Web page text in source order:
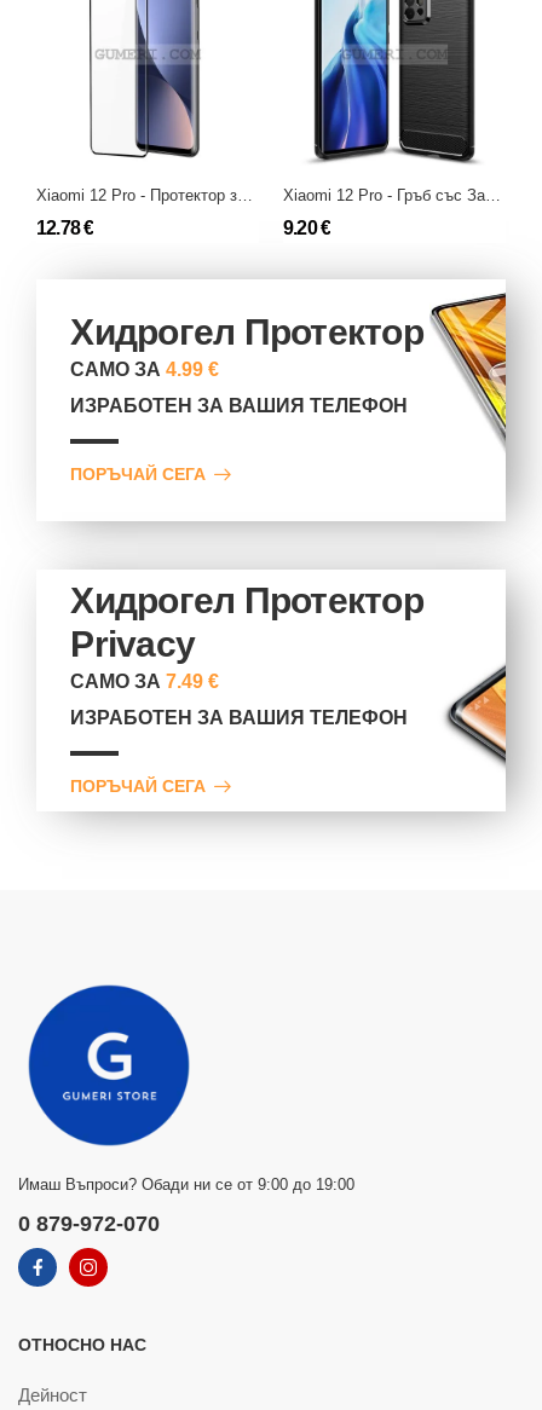
Xiaomi 12 Pro - Протектор за Целия Екран - Full Glue
12.78 €
Xiaomi 12 Pro - Гръб със Защита за Камерата - Карбон Шарк
9.20 €
Хидрогел Протектор
САМО ЗА4.99 €
ИЗРАБОТЕН ЗА ВАШИЯ ТЕЛЕФОН
ПОРЪЧАЙ СЕГА
Хидрогел Протектор
Privacy
САМО ЗА7.49 €
ИЗРАБОТЕН ЗА ВАШИЯ ТЕЛЕФОН
ПОРЪЧАЙ СЕГА
Имаш Въпроси? Обади ни се от 9:00 до 19:00
0 879-972-070
ОТНОСНО НАС
Дейност